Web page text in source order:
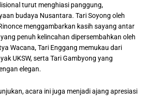
turut menghiasi panggung,
budaya Nusantara. Tari Soyong oleh
menggambarkan kasih sayang antar
penuh kelincahan dipersembahkan oleh
Wacana, Tari Enggang memukau dari
UKSW, serta Tari Gambyong yang
elegan.
acara ini juga menjadi ajang apresiasi